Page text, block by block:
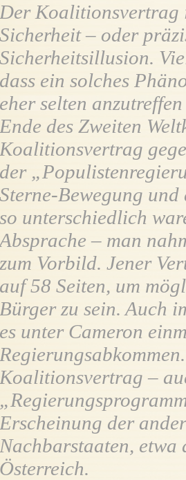
Der Koalitionsvertrag
Sicherheit – oder
Sicherheitsillusion.
dass ein solches
eher selten
Ende des Zweiten
Koalitionsvertrag
der
Sterne-Bewegung
so unterschiedlich
Absprache – man
zum Vorbild. Jener
auf 58 Seiten, um
Bürger zu sein. Auch
es unter Cameron
Koalitionsvertrag –
Erscheinung der
Nachbarstaaten,
Österreich.